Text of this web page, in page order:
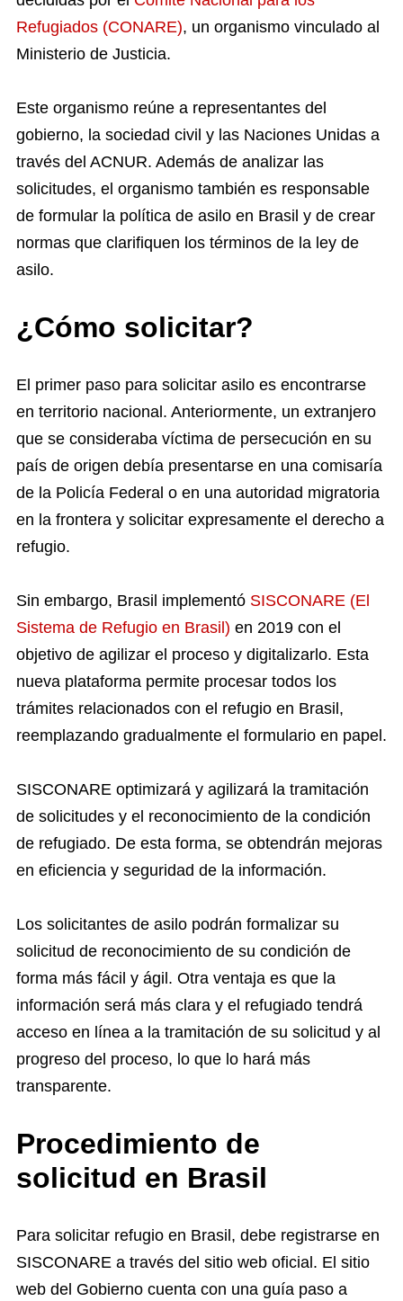
Refugiados (CONARE), un organismo vinculado al
Ministerio de Justicia.
Este organismo reúne a representantes del
gobierno, la sociedad civil y las Naciones Unidas a
través del ACNUR. Además de analizar las
solicitudes, el organismo también es responsable
de formular la política de asilo en Brasil y de crear
normas que clarifiquen los términos de la ley de
asilo.
¿Cómo solicitar?
El primer paso para solicitar asilo es encontrarse
en territorio nacional. Anteriormente, un extranjero
que se consideraba víctima de persecución en su
país de origen debía presentarse en una comisaría
de la Policía Federal o en una autoridad migratoria
en la frontera y solicitar expresamente el derecho a
refugio.
Sin embargo, Brasil implementó SISCONARE (El
Sistema de Refugio en Brasil) en 2019 con el
objetivo de agilizar el proceso y digitalizarlo. Esta
nueva plataforma permite procesar todos los
trámites relacionados con el refugio en Brasil,
reemplazando gradualmente el formulario en papel.
SISCONARE optimizará y agilizará la tramitación
de solicitudes y el reconocimiento de la condición
de refugiado. De esta forma, se obtendrán mejoras
en eficiencia y seguridad de la información.
Los solicitantes de asilo podrán formalizar su
solicitud de reconocimiento de su condición de
forma más fácil y ágil. Otra ventaja es que la
información será más clara y el refugiado tendrá
acceso en línea a la tramitación de su solicitud y al
progreso del proceso, lo que lo hará más
transparente.
Procedimiento de
solicitud en Brasil
Para solicitar refugio en Brasil, debe registrarse en
SISCONARE a través del sitio web oficial. El sitio
web del Gobierno cuenta con una guía paso a